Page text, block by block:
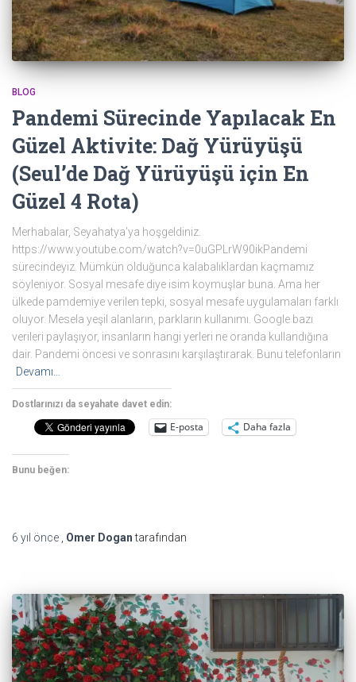
BLOG
Pandemi Sürecinde Yapılacak En
Güzel Aktivite: Dağ Yürüyüşü
(Seul’de Dağ Yürüyüşü için En
Güzel 4 Rota)
Merhabalar, Seyahatya’ya hoşgeldiniz.
https://www.youtube.com/watch?v=0uGPLrW90ikPandemi
sürecindeyiz. Mümkün olduğunca kalabalıklardan kaçmamız
söyleniyor. Sosyal mesafe diye isim koymuşlar buna. Ama her
ülkede pamdemiye verilen tepki, sosyal mesafe uygulamaları farklı
oluyor. Mesela yeşil alanların, parkların kullanımı. Google bazı
verileri paylaşıyor, insanların hangi yerleri ne oranda kullandığına
dair. Pandemi öncesi ve sonrasını karşılaştırarak. Bunu telefonların
Devamı…
Dostlarınızı da seyahate davet edin:
E-posta Daha fazla
Bunu beğen:
6 yıl önce Omer Dogantarafından